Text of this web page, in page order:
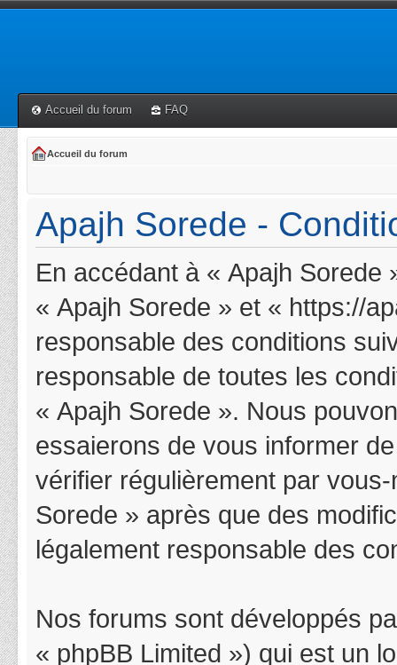
Accueil du forum FAQ
Accueil du forum
Apajh Sorede -
En accédant à « Apajh
« Apajh Sorede » et « https://
responsable des conditions
responsable de toutes les
« Apajh Sorede ». Nous
essaierons de vous informer
vérifier régulièrement par
Sorede » après que des
légalement responsable des
Nos forums sont développés
« phpBB Limited ») qui est un